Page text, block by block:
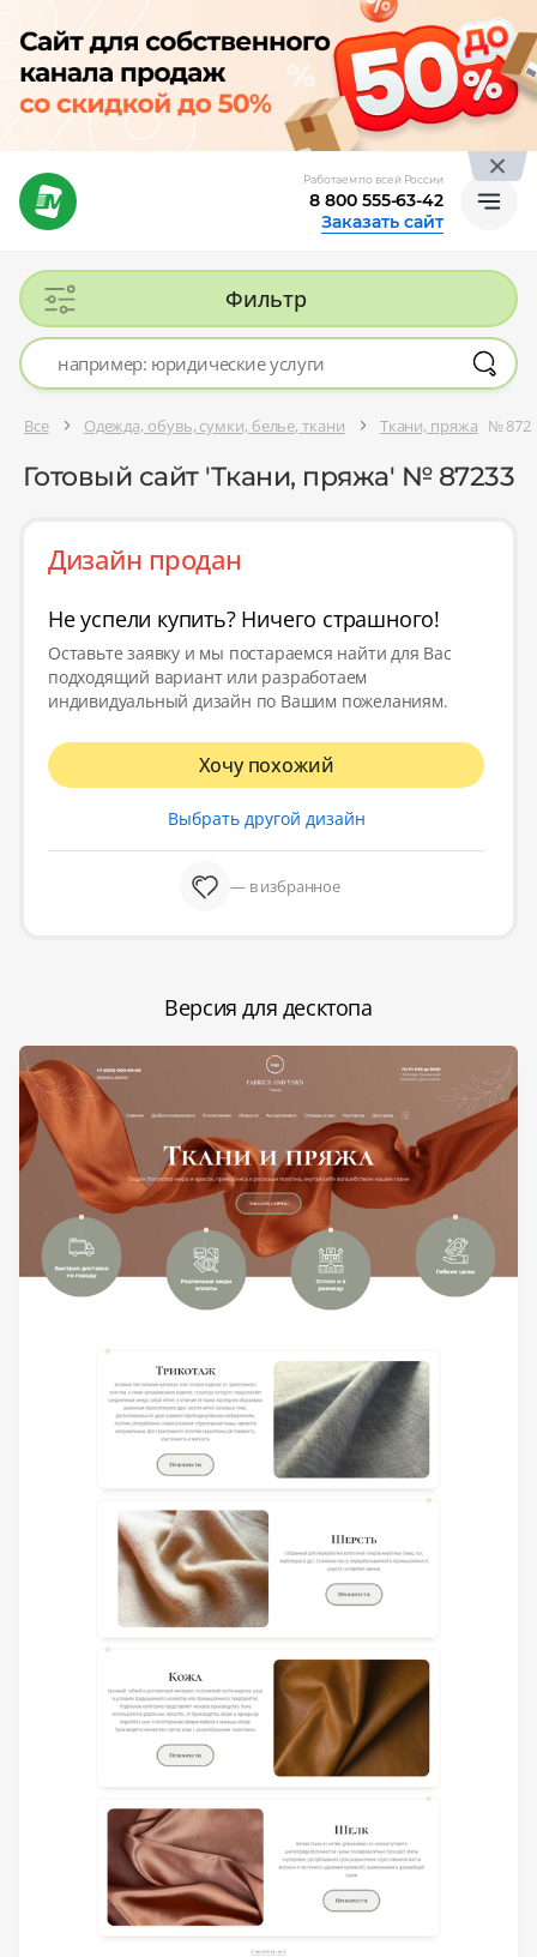
Работаем по всей России
8 800 555-63-42
Заказать сайт
Фильтр
Все Одежда, обувь, сумки, белье, ткани Ткани, пряжа №
Готовый сайт 'Ткани, пряжа' № 87233
Дизайн продан
Не успели купить? Ничего страшного!
Оставьте заявку и мы постараемся найти для Вас
подходящий вариант или разработаем
индивидуальный дизайн по Вашим пожеланиям.
Хочу похожий
Выбрать другой дизайн
— в избранное
Версия для десктопа